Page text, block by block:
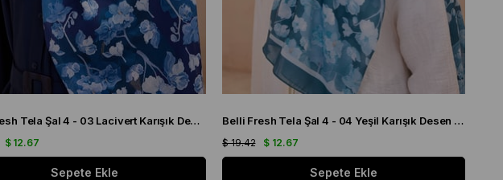
Belli Fresh Tela Şal 4 - 03 Lacivert Karışık Desen 49708
$ 12.67
Sepete Ekle
Belli Fresh Tela Şal 4 - 04 Yeşil Karışık Desen 49709
$ 12.67
$ 19.42
Sepete Ekle